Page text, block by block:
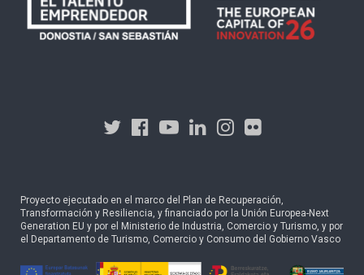
Proyecto ejecutado en el marco del Plan de Recuperación,
Transformación y Resiliencia, y financiado por la Unión Europea-Next
Generation EU y por el Ministerio de Industria, Comercio y Turismo, y por
el Departamento de Turismo, Comercio y Consumo del Gobierno Vasco